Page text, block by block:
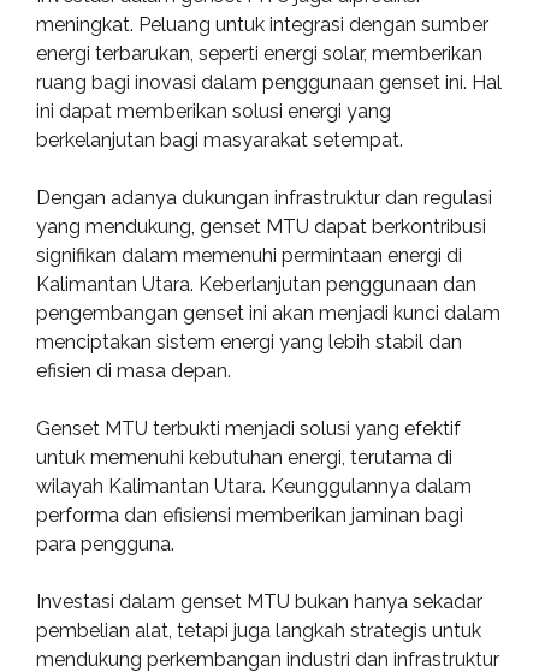
meningkat. Peluang untuk integrasi dengan sumber
energi terbarukan, seperti energi solar, memberikan
ruang bagi inovasi dalam penggunaan genset ini. Hal
ini dapat memberikan solusi energi yang
berkelanjutan bagi masyarakat setempat.
Dengan adanya dukungan infrastruktur dan regulasi
yang mendukung, genset MTU dapat berkontribusi
signifikan dalam memenuhi permintaan energi di
Kalimantan Utara. Keberlanjutan penggunaan dan
pengembangan genset ini akan menjadi kunci dalam
menciptakan sistem energi yang lebih stabil dan
efisien di masa depan.
Genset MTU terbukti menjadi solusi yang efektif
untuk memenuhi kebutuhan energi, terutama di
wilayah Kalimantan Utara. Keunggulannya dalam
performa dan efisiensi memberikan jaminan bagi
para pengguna.
Investasi dalam genset MTU bukan hanya sekadar
pembelian alat, tetapi juga langkah strategis untuk
mendukung perkembangan industri dan infrastruktur